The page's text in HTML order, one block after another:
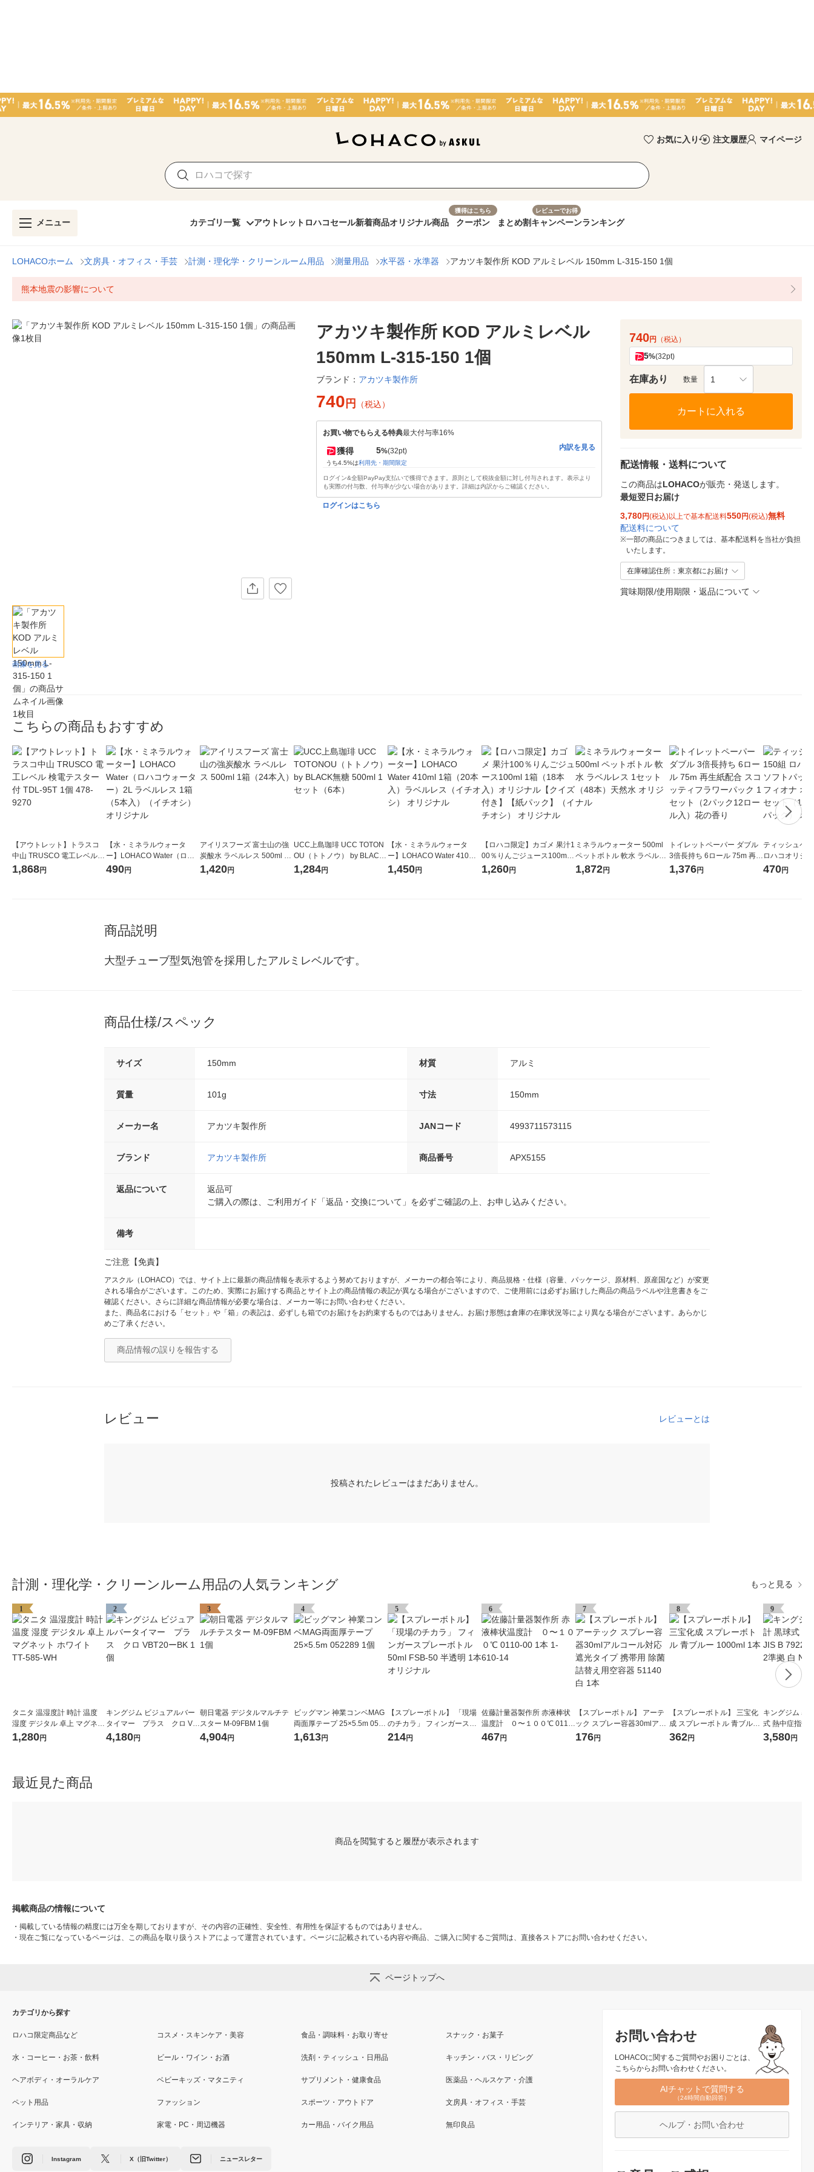
お気に入り 注文履歴 マイページ
メニュー カテゴリ一覧 アウトレット ロハコセール新着商品オリジナル商品
獲得はこちら
クーポン まとめ割
レビューでお得
キャンペーンランキング
LOHACOホーム 文房具・オフィス・手芸 計測・理化学・クリーンルーム用品 測量用品 水平器・水準器 アカツキ製作所 KOD アルミレベル 150mm L-315-150 1個
熊本地震の影響について
画像を見る
アカツキ製作所 KOD アルミレベル
150mm L-315-150 1個
ブランド： アカツキ製作所
740 円 （税込）
お買い物でもらえる特典最大付与率16%
獲得 5%(32pt)
うち4.5%は利用先・期間限定
内訳を見る
ログイン&全額PayPay支払いで獲得できます。原則として税抜金額に対し付与されます。表示より
も実際の付与数、付与率が少ない場合があります。詳細は内訳からご確認ください。
ログインはこちら
740円 （税込）
5%(32pt)
在庫あり 数量 1
カートに入れる
配送情報・送料について
この商品はLOHACOが販売・発送します。
最短翌日お届け
3,780円(税込)以上で基本配送料550円(税込)無料
配送料について
※一部の商品につきましては、基本配送料を当社が負担
いたします。
在庫確認住所：東京都にお届け
賞味期限/使用期限・返品について
こちらの商品もおすすめ
【アウトレット】トラスコ
中山 TRUSCO 電工レベル
検電テスター付 TDL-95T 1
1,868円
【水・ミネラルウォータ
ー】LOHACO Water（ロハ
コウォーター）2L ラベルレ
490円
アイリスフーズ 富士山の強
炭酸水 ラベルレス 500ml 1
箱（24本入）
1,420円
UCC上島珈琲 UCC TOTON
OU（トトノウ） by BLACK
無糖 500ml 1セット（6本）
1,284円
【水・ミネラルウォータ
ー】LOHACO Water 410ml
1箱（20本入）ラベルレス
1,450円
【ロハコ限定】カゴメ 果汁1
00％りんごジュース100ml 1
箱（18本入）オリジナル
1,260円
ミネラルウォーター 500ml
ペットボトル 軟水 ラベルレ
ス 1セット（48本）天然水
1,872円
トイレットペーパー ダブル
3倍長持ち 6ロール 75m 再生
紙配合 スコッティフラワー
1,376円
ティッシュペ
ロハコオリジ
ックティッシ
470円
商品説明
大型チューブ型気泡管を採用したアルミレベルです。
商品仕様/スペック
サイズ 150mm 材質 アルミ
質量 101g 寸法 150mm
メーカー名 アカツキ製作所 JANコード 4993711573115
ブランド アカツキ製作所 商品番号 APX5155
返品について
返品可
ご購入の際は、ご利用ガイド「返品・交換について」を必ずご確認の上、お申し込みください。
備考
ご注意【免責】
アスクル（LOHACO）では、サイト上に最新の商品情報を表示するよう努めておりますが、メーカーの都合等により、商品規格・仕様（容量、パッケージ、原材料、原産国など）が変更
される場合がございます。このため、実際にお届けする商品とサイト上の商品情報の表記が異なる場合がございますので、ご使用前には必ずお届けした商品の商品ラベルや注意書きをご
確認ください。さらに詳細な商品情報が必要な場合は、メーカー等にお問い合わせください。
また、商品名における「セット」や「箱」の表記は、必ずしも箱でのお届けをお約束するものではありません。お届け形態は倉庫の在庫状況等により異なる場合がございます。あらかじ
めご了承ください。
商品情報の誤りを報告する
レビュー レビューとは
投稿されたレビューはまだありません。
計測・理化学・クリーンルーム用品の人気ランキング もっと見る
1
タニタ 温湿度計 時計 温度
湿度 デジタル 卓上 マグネッ
ト ホワイト TT-585-WH
1,280円
2
キングジム ビジュアルバー
タイマー プラス クロ VB
T20ーBK 1個
4,180円
3
朝日電器 デジタルマルチテ
スター M-09FBM 1個
4,904円
4
ビッグマン 神業コンベMAG
両面厚テープ 25×5.5m 0522
89 1個
1,613円
5
【スプレーボトル】 「現場
のチカラ」 フィンガースプ
レーボトル 50ml FSB-50 半
214円
6
佐藤計量器製作所 赤液棒状
温度計 ０〜１００℃ 0110-
00 1本 1-610-14
467円
7
【スプレーボトル】 アーテ
ック スプレー容器30mlアル
コール対応 遮光タイプ 携帯
176円
8
【スプレーボトル】 三宝化
成 スプレーボトル 青ブルー
1000ml 1本
362円
9
キングジム 暑
式 熱中症指数
2023 クラス2
3,580円
最近見た商品
商品を閲覧すると履歴が表示されます
掲載商品の情報について
・ 掲載している情報の精度には万全を期しておりますが、その内容の正確性、安全性、有用性を保証するものではありません。
・ 現在ご覧になっているページは、この商品を取り扱うストアによって運営されています。ページに記載されている内容や商品、ご購入に関するご質問は、直接各ストアにお問い合わせください。
ページトップへ
お問い合わせ
LOHACOに関するご質問やお困りごとは、
こちらからお問い合わせください。
AIチャットで質問する
（24時間自動回答）
ヘルプ・お問い合わせ
カテゴリから探す
ロハコ限定商品など コスメ・スキンケア・美容 食品・調味料・お取り寄せ スナック・お菓子
水・コーヒー・お茶・飲料 ビール・ワイン・お酒 洗剤・ティッシュ・日用品 キッチン・バス・リビング
ヘアボディ・オーラルケア ベビーキッズ・マタニティ サプリメント・健康食品 医薬品・ヘルスケア・介護
ペット用品 ファッション スポーツ・アウトドア 文房具・オフィス・手芸
インテリア・家具・収納 家電・PC・周辺機器 カー用品・バイク用品 無印良品
Instagram X（旧Twitter） ニュースレター